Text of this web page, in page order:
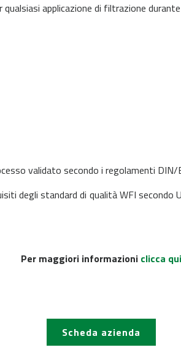
applicazione di filtrazione
validato secondo i regolamenti DIN/
degli standard di qualità WFI secondo
Per maggiori informazioni clicca qui
Scheda azienda